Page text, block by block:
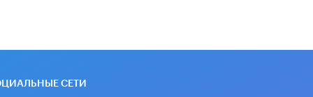
СЕТИ